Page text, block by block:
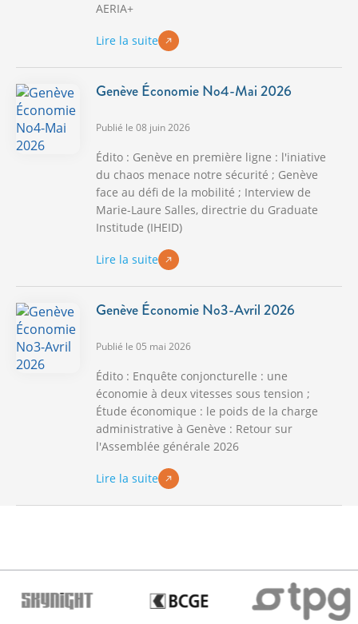
AERIA+
Lire la suite
Genève Économie No4-Mai 2026
Publié le 08 juin 2026
Édito : Genève en première ligne : l'iniative
du chaos menace notre sécurité ; Genève
face au défi de la mobilité ; Interview de
Marie-Laure Salles, directrie du Graduate
Institude (IHEID)
Lire la suite
Genève Économie No3-Avril 2026
Publié le 05 mai 2026
Édito : Enquête conjoncturelle : une
économie à deux vitesses sous tension ;
Étude économique : le poids de la charge
administrative à Genève : Retour sur
l'Assemblée générale 2026
Lire la suite